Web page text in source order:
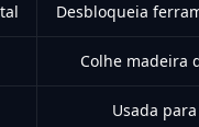
Desbloqueia
Colhe madeira
Usada